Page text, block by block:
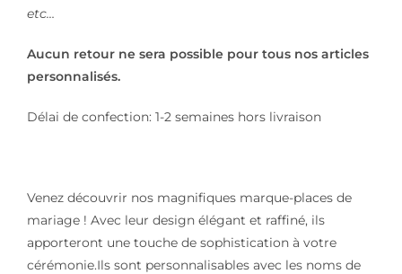
etc…
Aucun retour ne sera possible pour tous nos articles
personnalisés.
Délai de confection: 1-2 semaines hors livraison
Venez découvrir nos magnifiques marque-places de
mariage ! Avec leur design élégant et raffiné, ils
apporteront une touche de sophistication à votre
cérémonie.Ils sont personnalisables avec les noms de